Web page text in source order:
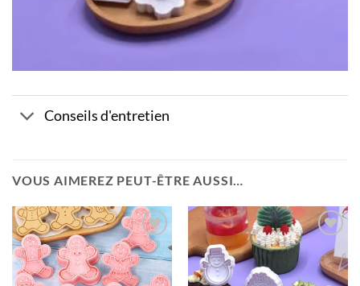
Conseils d'entretien
VOUS AIMEREZ PEUT-ÊTRE AUSSI…
Ajouter
à la liste
d’envies
Ajouter
à la liste
d’envies